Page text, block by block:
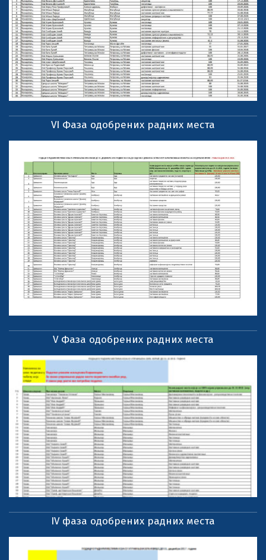
VI Фаза одобрених радних места
V Фаза одобрених радних места
IV фаза одобрених радних места